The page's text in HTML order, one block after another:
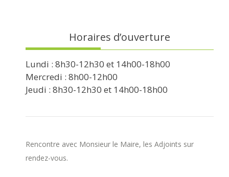
Horaires d’ouverture
Lundi : 8h30-12h30 et 14h00-18h00
Mercredi : 8h00-12h00
Jeudi : 8h30-12h30 et 14h00-18h00
Rencontre avec Monsieur le Maire, les Adjoints sur
rendez-vous.